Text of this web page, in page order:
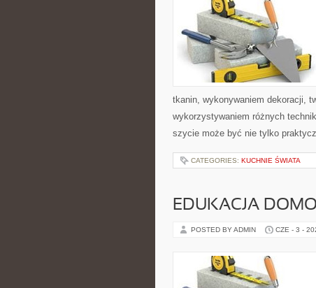
tkanin, wykonywaniem dekoracji,
wykorzystywaniem różnych
szycie może być nie tylko
CATEGORIES: KUCHNIE ŚWIATA
EDUKACJA
POSTED BY ADMIN CZE - 3 -